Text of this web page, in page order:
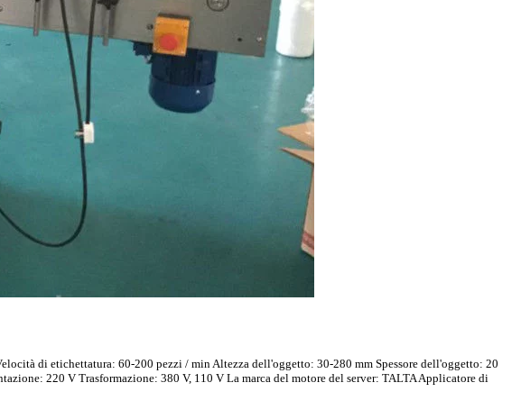
di etichettatura: 60-200 pezzi / min Altezza dell'oggetto: 30-280 mm Spessore dell'oggetto: 20
220 V Trasformazione: 380 V, 110 V La marca del motore del server: TALTA Applicatore di